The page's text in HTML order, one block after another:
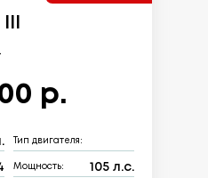
р.
Тип двигателя:
Мощность: 105 л.с.